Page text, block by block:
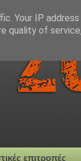
επιτροπές
Your IP
quality of